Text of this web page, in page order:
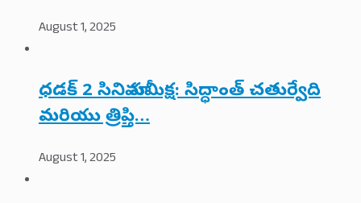
August 1, 2025
ధడక్ 2 సినిమా సమీక్ష: సిద్ధాంత్ చతుర్వేది
మరియు త్రిప్తి…
August 1, 2025